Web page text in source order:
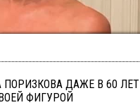
ДАЖЕ В 60 ЛЕТ
ФИГУРОЙ